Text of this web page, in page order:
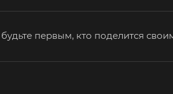
первым, кто поделится